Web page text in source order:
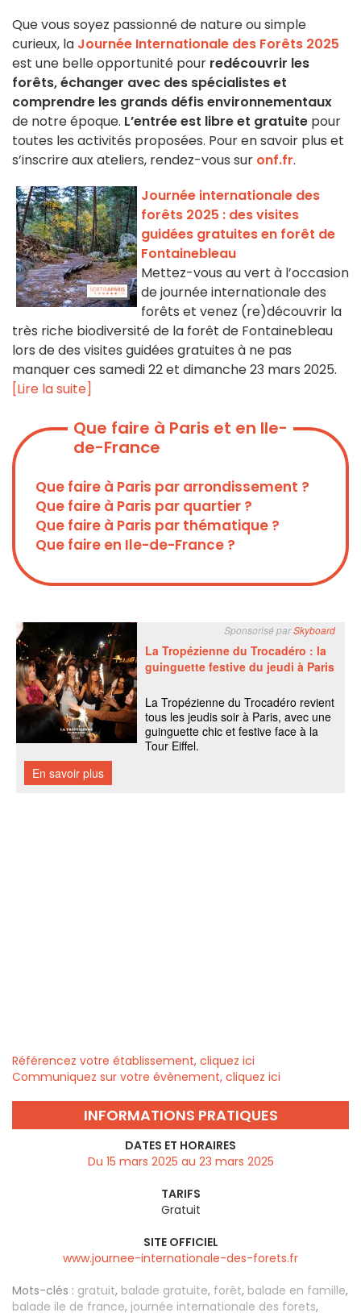
Que vous soyez passionné de nature ou simple
curieux, la Journée Internationale des Forêts 2025
est une belle opportunité pour redécouvrir les
forêts, échanger avec des spécialistes et
comprendre les grands défis environnementaux
de notre époque. L’entrée est libre et gratuite pour
toutes les activités proposées. Pour en savoir plus et
s’inscrire aux ateliers, rendez-vous sur onf.fr.
Journée internationale des
forêts 2025 : des visites
guidées gratuites en forêt de
Fontainebleau
Mettez-vous au vert à l’occasion
de journée internationale des
forêts et venez (re)découvrir la
très riche biodiversité de la forêt de Fontainebleau
lors de des visites guidées gratuites à ne pas
manquer ces samedi 22 et dimanche 23 mars 2025.
[Lire la suite]
Que faire à Paris et en Ile-
de-France
Que faire à Paris par arrondissement ?
Que faire à Paris par quartier ?
Que faire à Paris par thématique ?
Que faire en Ile-de-France ?
Référencez votre établissement, cliquez ici
Communiquez sur votre évènement, cliquez ici
INFORMATIONS PRATIQUES
DATES ET HORAIRES
Du 15 mars 2025 au 23 mars 2025
TARIFS
Gratuit
SITE OFFICIEL
www.journee-internationale-des-forets.fr
Mots-clés : gratuit, balade gratuite, forêt, balade en famille,
balade ile de france, journée internationale des forets,